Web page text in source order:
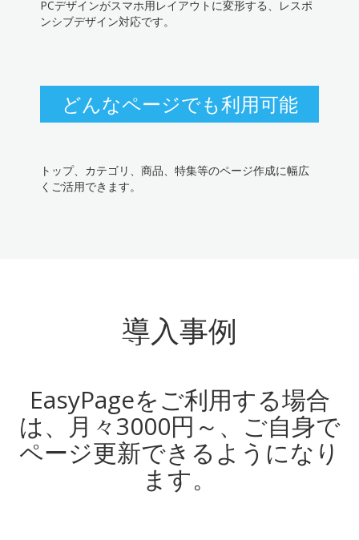
PCデザインがスマホ用レイアウトに変形する、レスポ
ンシブデザイン対応です。
どんなページでも利用可能
トップ、カテゴリ、商品、特集等のページ作成に幅広
くご活用できます。
導入事例
EasyPageをご利用する場合
は、月々3000円～、ご自身で
ページ更新できるようになり
ます。